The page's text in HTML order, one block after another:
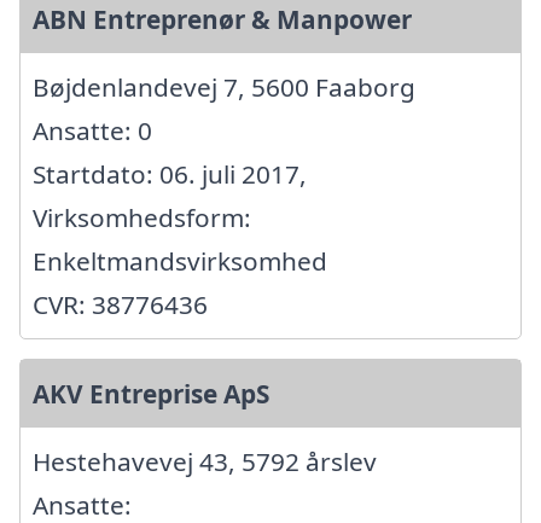
ABN Entreprenør & Manpower
Bøjdenlandevej 7, 5600 Faaborg
Ansatte: 0
Startdato: 06. juli 2017,
Virksomhedsform:
Enkeltmandsvirksomhed
CVR: 38776436
AKV Entreprise ApS
Hestehavevej 43, 5792 årslev
Ansatte: